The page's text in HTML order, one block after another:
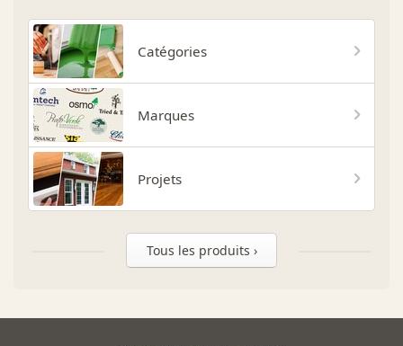
Catégories
Marques
Projets
Tous les produits ›